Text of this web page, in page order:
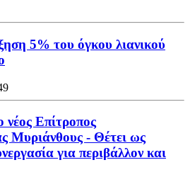
5% του όγκου λιανικού
νέος Επίτροπος
Μυριάνθους - Θέτει ως
για περιβάλλον και